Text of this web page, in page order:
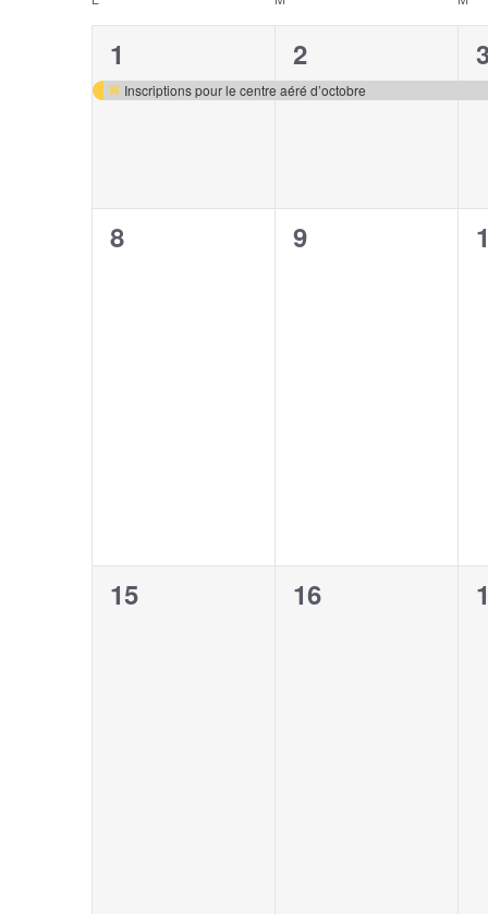
Évènements
de
Évènements
1
évènement,
1
Mis
Inscriptions pour le centre aéré d’octobre
1
évènement,
2
1
0
8
0
9
0
0
15
0
16
0